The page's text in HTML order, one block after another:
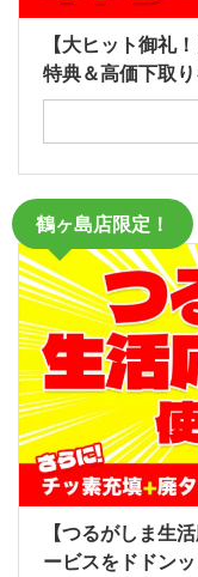
【大ヒット御礼
特典＆高価下取
鶴ヶ島店限定！
【つるがしま生
ービスをドドン